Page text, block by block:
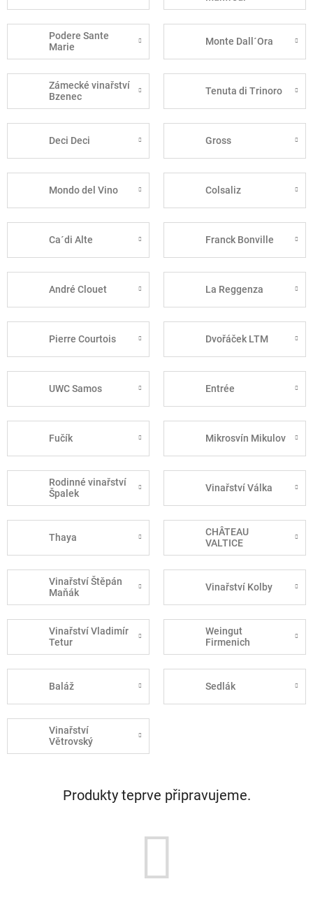
Podere Sante
Marie
Monte Dall´Ora
Zámecké vinařství
Bzenec
Tenuta di Trinoro
Deci Deci Gross
Mondo del Vino Colsaliz
Ca´di Alte Franck Bonville
André Clouet La Reggenza
Pierre Courtois Dvořáček LTM
UWC Samos Entrée
Fučík Mikrosvín Mikulov
Rodinné vinařství
Špalek
Vinařství Válka
Thaya
CHÂTEAU
VALTICE
Vinařství Štěpán
Maňák
Vinařství Kolby
Vinařství Vladimír
Tetur
Weingut
Firmenich
Baláž Sedlák
Vinařství
Větrovský
Produkty teprve připravujeme.